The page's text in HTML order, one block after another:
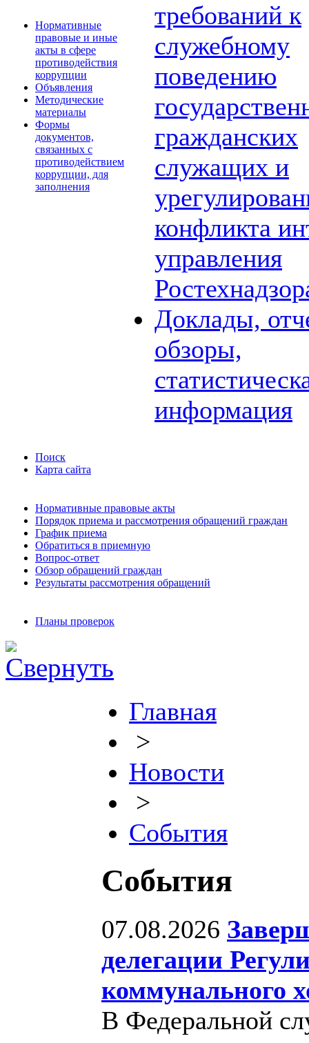
Нормативные
правовые и иные
акты в сфере
противодействия
коррупции
Объявления
Методические
материалы
Формы
документов,
связанных с
противодействием
коррупции, для
заполнения
требований к
служебному
поведению
гражданских
служащих и
конфликта
управления
Доклады,
обзоры,
информация
Поиск
Карта сайта
Нормативные правовые акты
Порядок приема и рассмотрения обращений граждан
График приема
Обратиться в приемную
Вопрос-ответ
Обзор обращений граждан
Результаты рассмотрения обращений
Планы проверок
Главная
>
Новости
>
События
События
07.08.2026
делегации
коммунального
В Федеральной